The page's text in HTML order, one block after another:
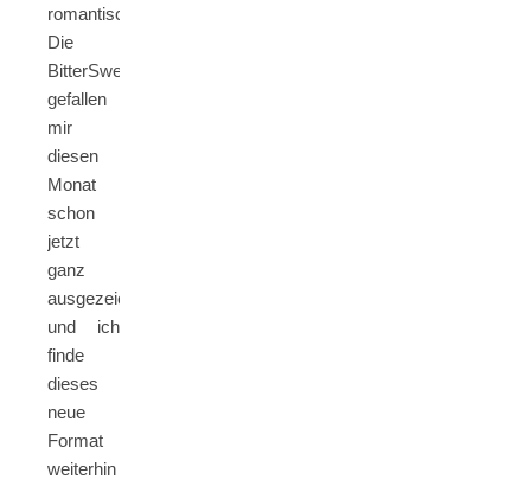
romantisch!
Die
BitterSweets
gefallen
mir
diesen
Monat
schon
jetzt
ganz
ausgezeichnet
und ich
finde
dieses
neue
Format
weiterhin